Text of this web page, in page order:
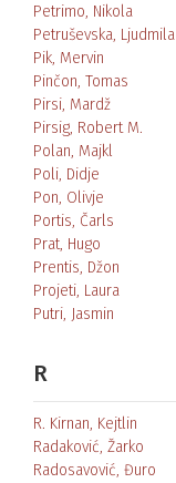
Petrimo, Nikola
Petruševska, Ljudmila
Pik, Mervin
Pinčon, Tomas
Pirsi, Mardž
Pirsig, Robert M.
Polan, Majkl
Poli, Didje
Pon, Olivje
Portis, Čarls
Prat, Hugo
Prentis, Džon
Projeti, Laura
Putri, Jasmin
R
R. Kirnan, Kejtlin
Radaković, Žarko
Radosavović, Đuro